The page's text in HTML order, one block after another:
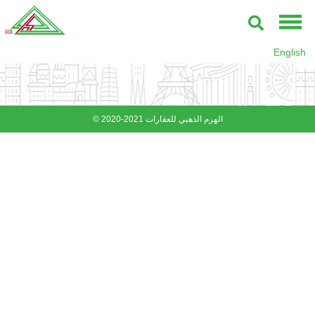
English
© 2020-2021 الهرم الذهبي للعقارات